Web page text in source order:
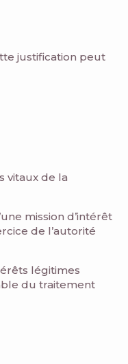
justification peut
vitaux de la
mission d’intérêt
de l’autorité
légitimes
du traitement